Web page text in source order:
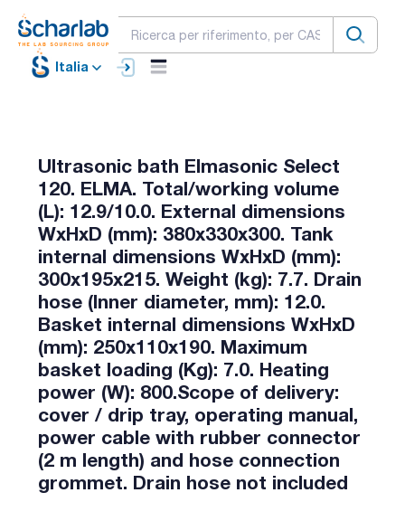
Italia
Ultrasonic bath Elmasonic Select
120. ELMA. Total/working volume
(L): 12.9/10.0. External dimensions
WxHxD (mm): 380x330x300. Tank
internal dimensions WxHxD (mm):
300x195x215. Weight (kg): 7.7. Drain
hose (Inner diameter, mm): 12.0.
Basket internal dimensions WxHxD
(mm): 250x110x190. Maximum
basket loading (Kg): 7.0. Heating
power (W): 800.Scope of delivery:
cover / drip tray, operating manual,
power cable with rubber connector
(2 m length) and hose connection
grommet. Drain hose not included